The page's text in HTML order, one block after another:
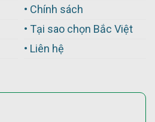
• Chính sách
• Tại sao chọn Bắc Việt
• Liên hệ